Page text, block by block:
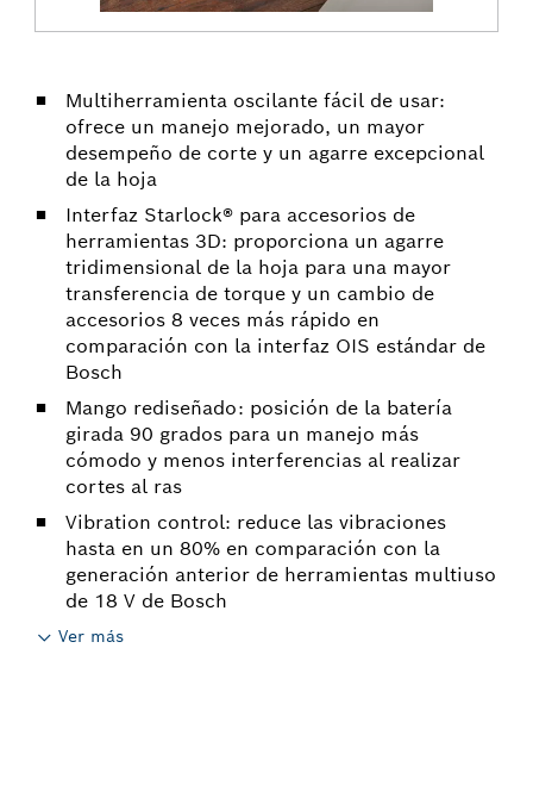
Multiherramienta oscilante fácil de usar:
ofrece un manejo mejorado, un mayor
desempeño de corte y un agarre excepcional
de la hoja
Interfaz Starlock® para accesorios de
herramientas 3D: proporciona un agarre
tridimensional de la hoja para una mayor
transferencia de torque y un cambio de
accesorios 8 veces más rápido en
comparación con la interfaz OIS estándar de
Bosch
Mango rediseñado: posición de la batería
girada 90 grados para un manejo más
cómodo y menos interferencias al realizar
cortes al ras
Vibration control: reduce las vibraciones
hasta en un 80% en comparación con la
generación anterior de herramientas multiuso
de 18 V de Bosch
Ver más